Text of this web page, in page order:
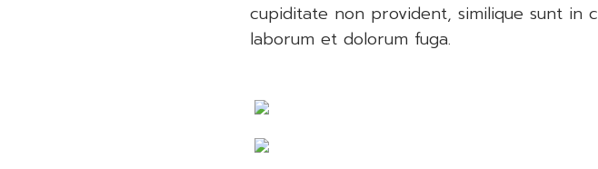
cupiditate non provident, similique sunt in
laborum et dolorum fuga.